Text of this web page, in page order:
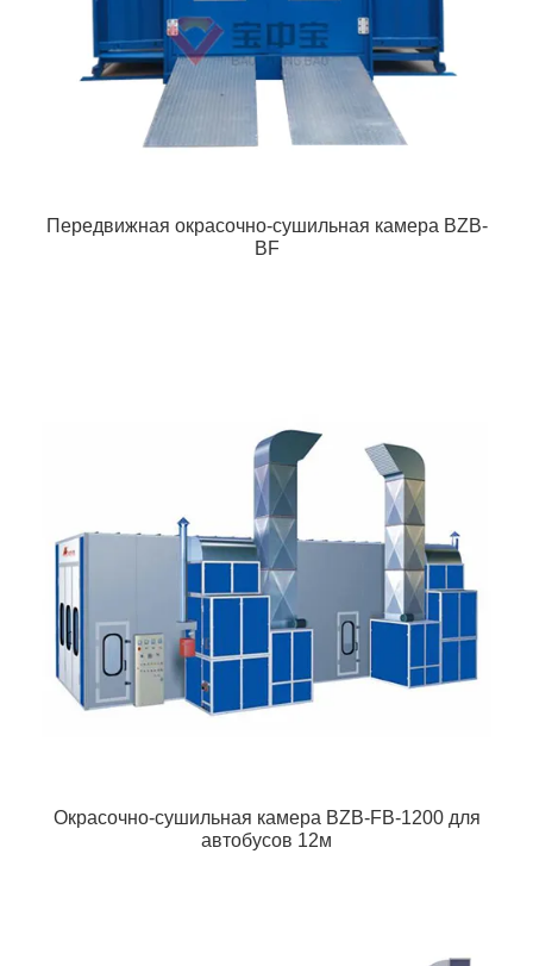
Передвижная окрасочно-сушильная камера BZB-
BF
Окрасочно-сушильная камера BZB-FB-1200 для
автобусов 12м